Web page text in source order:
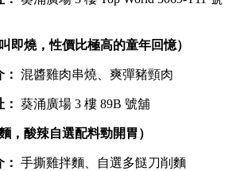
即燒，性價比極高的童年回憶）
混醬雞肉串燒、爽彈豬頸肉
葵涌廣場 3 樓 89B 號舖
，酸辣自選配料勁開胃）
手撕雞拌麵、自選多餸刀削麵